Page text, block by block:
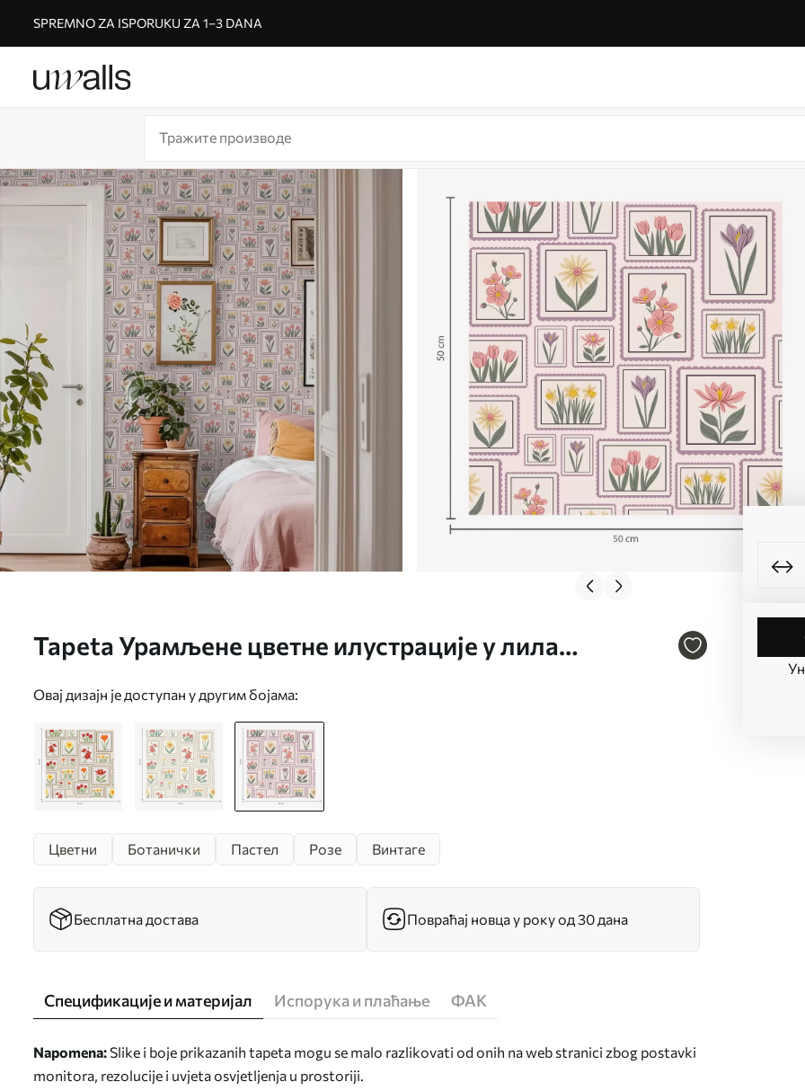
SPREMNO ZA ISPORUKU ZA 1–3 DANA
Tapeta Урамљене цветне илустрације у лила
Овај дизајн је доступан у другим бојама:
Цветни Ботанички Пастел Розе Винтаге
Бесплатна достава Повраћај новца у року од 30 дана
Спецификације и материјал Испорука и плаћање ФАК
Napomena: Slike i boje prikazanih tapeta mogu se malo razlikovati od onih na web stranici zbog postavki
monitora, rezolucije i uvjeta osvjetljenja u prostoriji.